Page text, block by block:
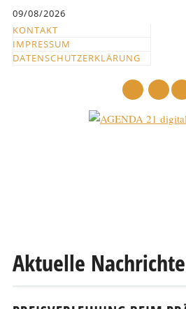
springen
09/08/2026
KONTAKT
IMPRESSUM
DATENSCHUTZERKLÄRUNG
Aktuelle